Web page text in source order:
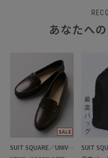
あなたへ
SUIT SQUARE／UNIVERSAL LANGUAGE